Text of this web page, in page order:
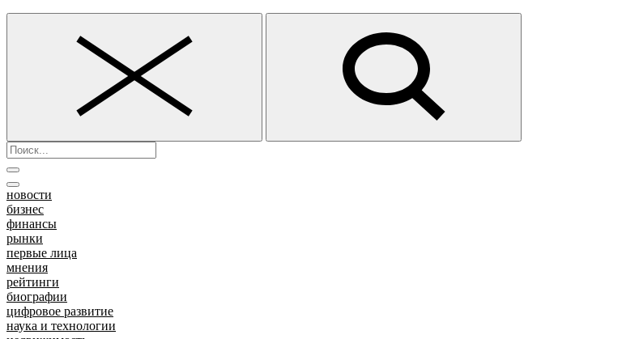
новости
бизнес
финансы
рынки
первые лица
мнения
рейтинги
биографии
цифровое развитие
наука и технологии